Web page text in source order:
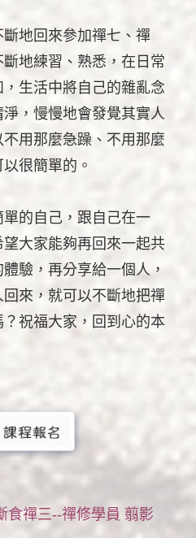
地回來參加禪七、禪
地練習、熟悉，在日常
生活中將自己的雜亂念
，慢慢地會發覺其實人
用那麼急躁、不用那麼
很簡單的。
的自己，跟自己在一
大家能夠再回來一起共
驗，再分享給一個人，
來，就可以不斷地把禪
祝福大家，回到心的本
食禪三--禪修學員 翦影